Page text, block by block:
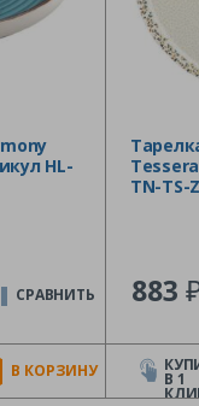
HL-
В КОРЗИНУ
СРАВНИТЬ
TN-TS-
883 ₽
В 1